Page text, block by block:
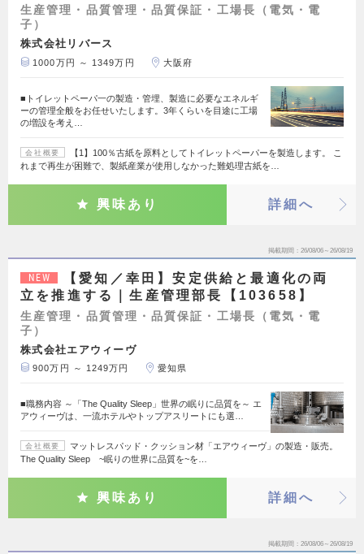
生産管理・品質管理・品質保証・工場長（電気・電
子）
株式会社リバース
1000万円 ～ 1349万円 大阪府
■トイレットペーパ一の製造・管埋、製造に必要なエネルギ
ーの管理全般をお任せいたします。3年くらいを目途に工場
の増設を考え…
会社概要
【1】100％古紙を原料としてトイレットペーパーを製造します。 こ
れまで再生が困難で、製紙産業が使用しなかった難処理古紙を…
興味あり 詳細へ
掲載期間 26/08/06～26/08/19
NEW
【愛知／幸田】安定供給と最適化の両
立を推進する｜生産管理部長【103658】
生産管理・品質管理・品質保証・工場長（電気・電
子）
株式会社エアウィーヴ
900万円 ～ 1249万円 愛知県
■職務内容 ～「The Quality Sleep」世界の眠りに品質を～ エ
アウィーヴは、一流ホテルやトップアスリートにも選…
会社概要
マットレスパッド・クッション材「エアウィーヴ」の製造・販売。
The Quality Sleep ~眠りの世界に品質を~を…
興味あり 詳細へ
掲載期間 26/08/06～26/08/19